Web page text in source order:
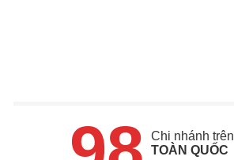
Chi nhánh trên
TOÀN QUỐC